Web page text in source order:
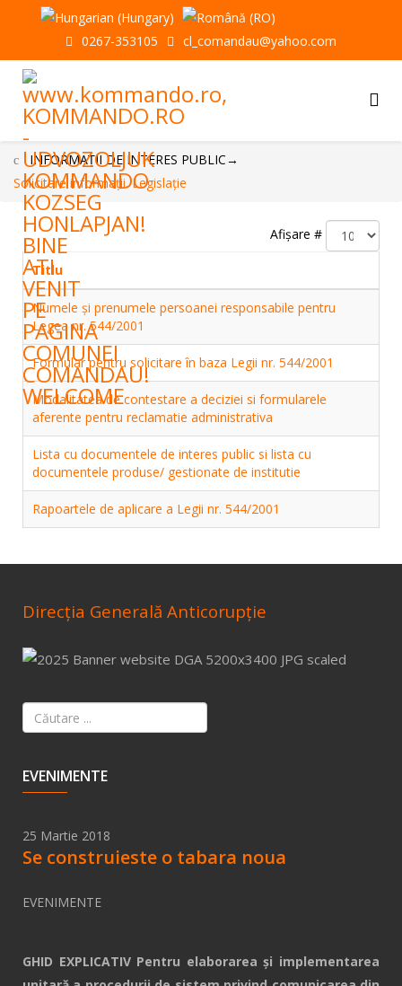
0267-353105 cl_comandau@yahoo.com
INFORMAŢII DE INTERES PUBLIC→
Solicitare informaţii. Legislaţie
Afișare #
Titlu
Numele şi prenumele persoanei responsabile pentru
Legea nr. 544/2001
Formular pentru solicitare în baza Legii nr. 544/2001
Modalitatea de contestare a deciziei si formularele
aferente pentru reclamatie administrativa
Lista cu documentele de interes public si lista cu
documentele produse/ gestionate de institutie
Rapoartele de aplicare a Legii nr. 544/2001
Direcţia Generală Anticorupţie
EVENIMENTE
25 Martie 2018
Se construieste o tabara noua
EVENIMENTE
GHID EXPLICATIV Pentru elaborarea și implementarea